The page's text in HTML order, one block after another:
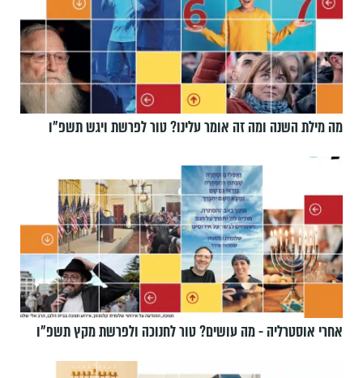
מה מילת השנה ומה זה אומר עלינו? טור לפרשת ויגש תשפ״ו
אחרי אוסטרליה - מה עושים? טור לחנוכה ולפרשת מקץ תשפ״ו